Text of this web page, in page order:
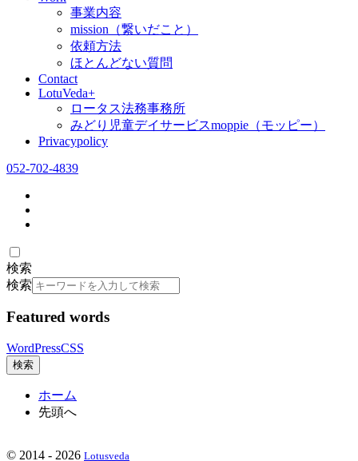
事業内容
mission（繋いだこと）
依頼方法
ほとんどない質問
Contact
LotuVeda+
ロータス法務事務所
みどり児童デイサービスmoppie（モッピー）
Privacypolicy
052-702-4839
検索
検索
Featured words
WordPressCSS
検索
ホーム
先頭へ
© 2014 - 2026 Lotusveda